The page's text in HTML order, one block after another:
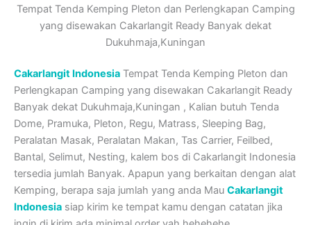
Tempat Tenda Kemping Pleton dan Perlengkapan Camping
yang disewakan Cakarlangit Ready Banyak dekat
Dukuhmaja,Kuningan
Cakarlangit Indonesia Tempat Tenda Kemping Pleton dan
Perlengkapan Camping yang disewakan Cakarlangit Ready
Banyak dekat Dukuhmaja,Kuningan , Kalian butuh Tenda
Dome, Pramuka, Pleton, Regu, Matrass, Sleeping Bag,
Peralatan Masak, Peralatan Makan, Tas Carrier, Feilbed,
Bantal, Selimut, Nesting, kalem bos di Cakarlangit Indonesia
tersedia jumlah Banyak. Apapun yang berkaitan dengan alat
Kemping, berapa saja jumlah yang anda Mau Cakarlangit
Indonesia siap kirim ke tempat kamu dengan catatan jika